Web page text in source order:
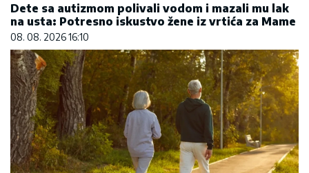
Dete sa autizmom polivali vodom i mazali mu lak
na usta: Potresno iskustvo žene iz vrtića za Mame
08. 08. 2026 16:10